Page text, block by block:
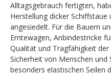
Alltagsgebrauch fertigten,
Herstellung dicker
angesiedelt. Für die Bauern
Erntewagen, Anbindestricke
Qualität und Tragfähigkeit
Sicherheit von Menschen
besonders elastischen Seilen